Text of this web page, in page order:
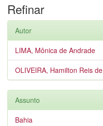
Refinar
Autor
LIMA, Mônica de Andrade
OLIVEIRA, Hamilton Reis de
Assunto
Bahia